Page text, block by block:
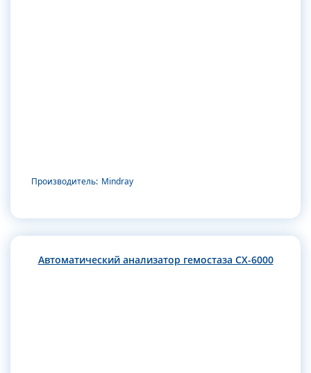
Производитель: Mindray
Автоматический анализатор гемостаза CX-6000